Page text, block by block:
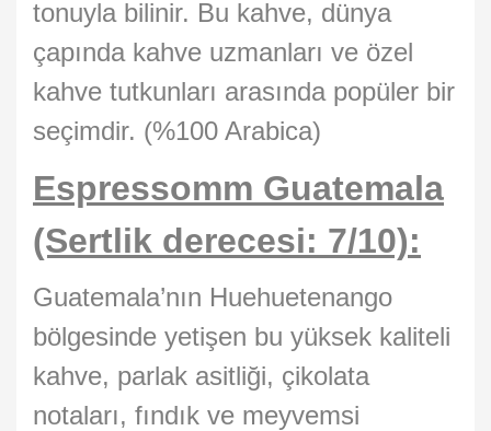
tonuyla bilinir. Bu kahve, dünya
çapında kahve uzmanları ve özel
kahve tutkunları arasında popüler bir
seçimdir. (%100 Arabica)
Espressomm Guatemala
(Sertlik derecesi: 7/10):
Guatemala’nın Huehuetenango
bölgesinde yetişen bu yüksek kaliteli
kahve, parlak asitliği, çikolata
notaları, fındık ve meyvemsi